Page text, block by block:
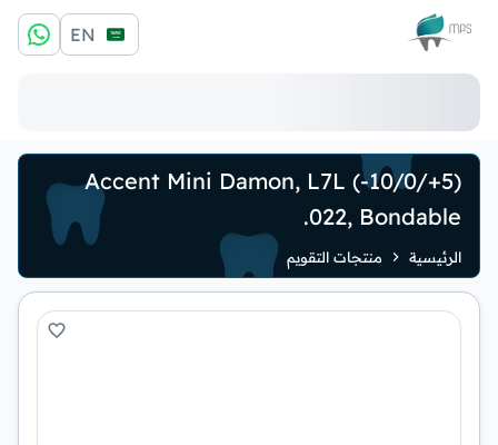
الشعار EN
Accent Mini Damon, L7L (-10/0/+5)
.022, Bondable
الرئيسية منتجات التقويم